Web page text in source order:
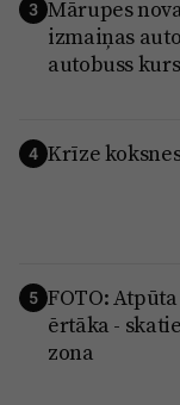
3 Mārupes
izmaiņas
autobuss
4 Krīze
5 FOTO:
ērtāka -
zona